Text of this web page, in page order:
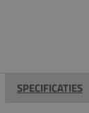
SPECIFICATIES